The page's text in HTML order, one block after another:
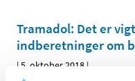
Tramadol: Det er
indberetninger om
| 5. oktober 2018 |